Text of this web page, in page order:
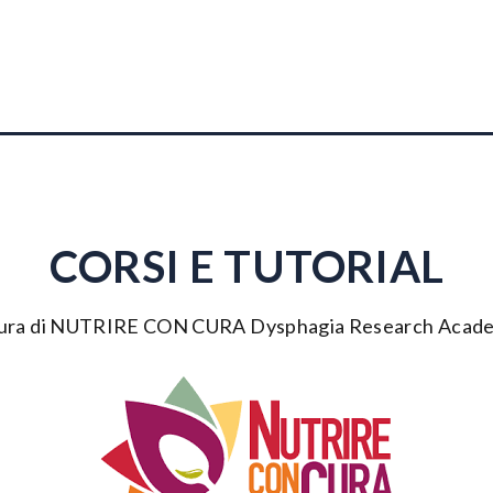
CORSI E TUTORIAL
di NUTRIRE CON CURA Dysphagia Research